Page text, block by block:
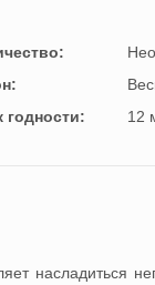
годности:
12
насладиться